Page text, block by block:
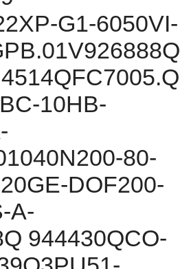
G1-6050VI-
10HB-
80-
DOF200-
A-
944430QCO-